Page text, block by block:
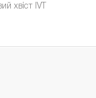
хвіст IVT